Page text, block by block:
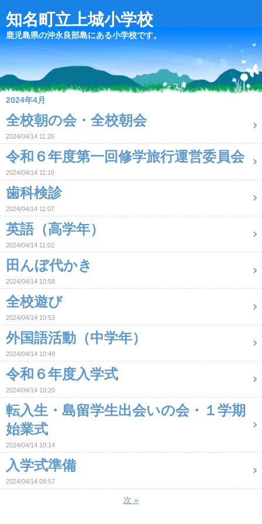
知名町立上城小学校
鹿児島県の沖永良部島にある小学校です。
2024年4月
全校朝の会・全校朝会
2024/04/14 11:26
令和６年度第一回修学旅行運営委員会
2024/04/14 11:16
歯科検診
2024/04/14 11:07
英語（高学年）
2024/04/14 11:02
田んぼ代かき
2024/04/14 10:58
全校遊び
2024/04/14 10:53
外国語活動（中学年）
2024/04/14 10:49
令和６年度入学式
2024/04/14 10:20
転入生・島留学生出会いの会・１学期
始業式
2024/04/14 10:14
入学式準備
2024/04/14 09:57
次 »